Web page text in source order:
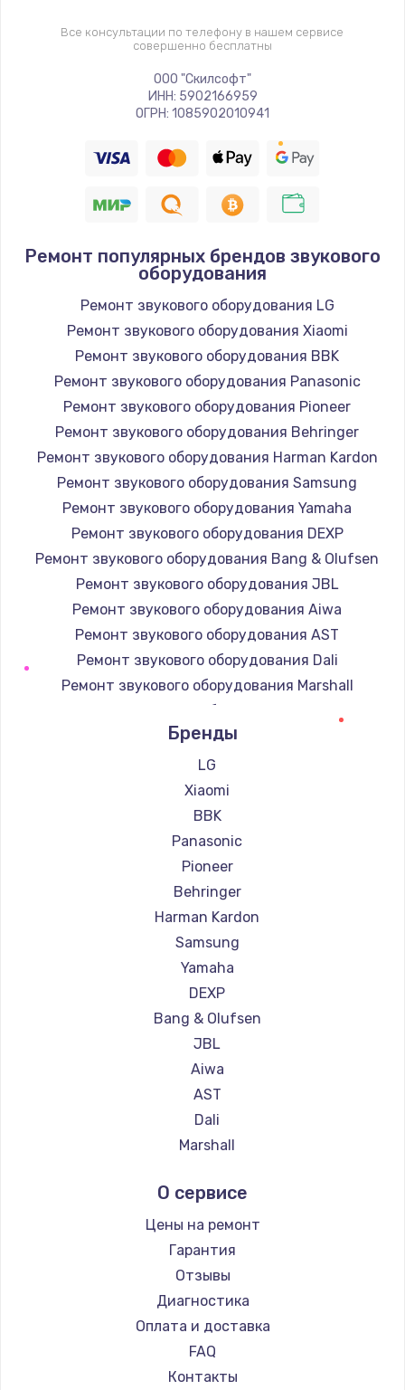
Все консультации по телефону в нашем сервисе
совершенно бесплатны
ООО "Скилсофт"
ИНН: 5902166959
ОГРН: 1085902010941
Ремонт популярных брендов звукового
оборудования
Ремонт звукового оборудования LG
Ремонт звукового оборудования Xiaomi
Ремонт звукового оборудования BBK
Ремонт звукового оборудования Panasonic
Ремонт звукового оборудования Pioneer
Ремонт звукового оборудования Behringer
Ремонт звукового оборудования Harman Kardon
Ремонт звукового оборудования Samsung
Ремонт звукового оборудования Yamaha
Ремонт звукового оборудования DEXP
Ремонт звукового оборудования Bang & Olufsen
Ремонт звукового оборудования JBL
Ремонт звукового оборудования Aiwa
Ремонт звукового оборудования AST
Ремонт звукового оборудования Dali
Ремонт звукового оборудования Marshall
Ремонт звукового оборудования Supra
Бренды
LG
Xiaomi
BBK
Panasonic
Pioneer
Behringer
Harman Kardon
Samsung
Yamaha
DEXP
Bang & Olufsen
JBL
Aiwa
AST
Dali
Marshall
О сервисе
Цены на ремонт
Гарантия
Отзывы
Диагностика
Оплата и доставка
FAQ
Контакты